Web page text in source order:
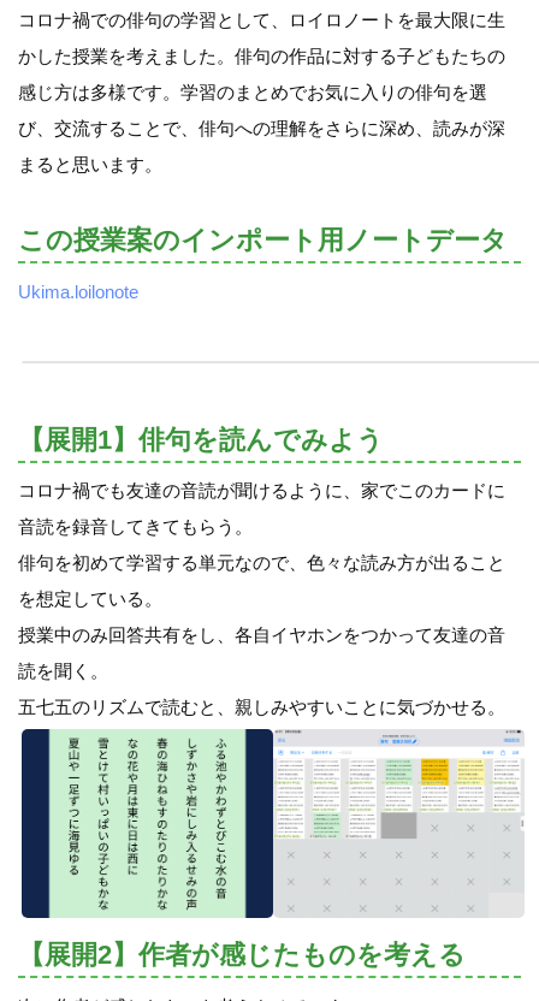
コロナ禍での俳句の学習として、ロイロノートを最大限に生
かした授業を考えました。俳句の作品に対する子どもたちの
感じ方は多様です。学習のまとめでお気に入りの俳句を選
び、交流することで、俳句への理解をさらに深め、読みが深
まると思います。
この授業案のインポート用ノートデータ
Ukima.loilonote
【展開1】俳句を読んでみよう
コロナ禍でも友達の音読が聞けるように、家でこのカードに
音読を録音してきてもらう。
俳句を初めて学習する単元なので、色々な読み方が出ること
を想定している。
授業中のみ回答共有をし、各自イヤホンをつかって友達の音
読を聞く。
五七五のリズムで読むと、親しみやすいことに気づかせる。
【展開2】作者が感じたものを考える